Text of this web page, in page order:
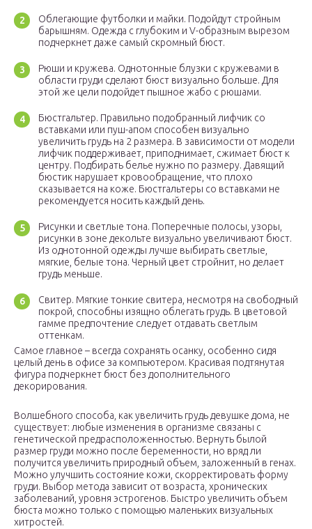
Облегающие футболки и майки. Подойдут стройным
барышням. Одежда с глубоким и V-образным вырезом
подчеркнет даже самый скромный бюст.
Рюши и кружева. Однотонные блузки с кружевами в
области груди сделают бюст визуально больше. Для
этой же цели подойдет пышное жабо с рюшами.
Бюстгальтер. Правильно подобранный лифчик со
вставками или пуш-апом способен визуально
увеличить грудь на 2 размера. В зависимости от модели
лифчик поддерживает, приподнимает, сжимает бюст к
центру. Подбирать белье нужно по размеру. Давящий
бюстик нарушает кровообращение, что плохо
сказывается на коже. Бюстгальтеры со вставками не
рекомендуется носить каждый день.
Рисунки и светлые тона. Поперечные полосы, узоры,
рисунки в зоне декольте визуально увеличивают бюст.
Из однотонной одежды лучше выбирать светлые,
мягкие, белые тона. Черный цвет стройнит, но делает
грудь меньше.
Свитер. Мягкие тонкие свитера, несмотря на свободный
покрой, способны изящно облегать грудь. В цветовой
гамме предпочтение следует отдавать светлым
оттенкам.
Самое главное – всегда сохранять осанку, особенно сидя
целый день в офисе за компьютером. Красивая подтянутая
фигура подчеркнет бюст без дополнительного
декорирования.
Волшебного способа, как увеличить грудь девушке дома, не
существует: любые изменения в организме связаны с
генетической предрасположенностью. Вернуть былой
размер груди можно после беременности, но вряд ли
получится увеличить природный объем, заложенный в генах.
Можно улучшить состояние кожи, скорректировать форму
груди. Выбор метода зависит от возраста, хронических
заболеваний, уровня эстрогенов. Быстро увеличить объем
бюста можно только с помощью маленьких визуальных
хитростей.